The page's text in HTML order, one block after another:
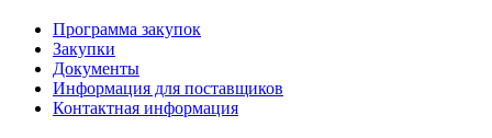
Программа закупок
Закупки
Документы
Информация для поставщиков
Контактная информация